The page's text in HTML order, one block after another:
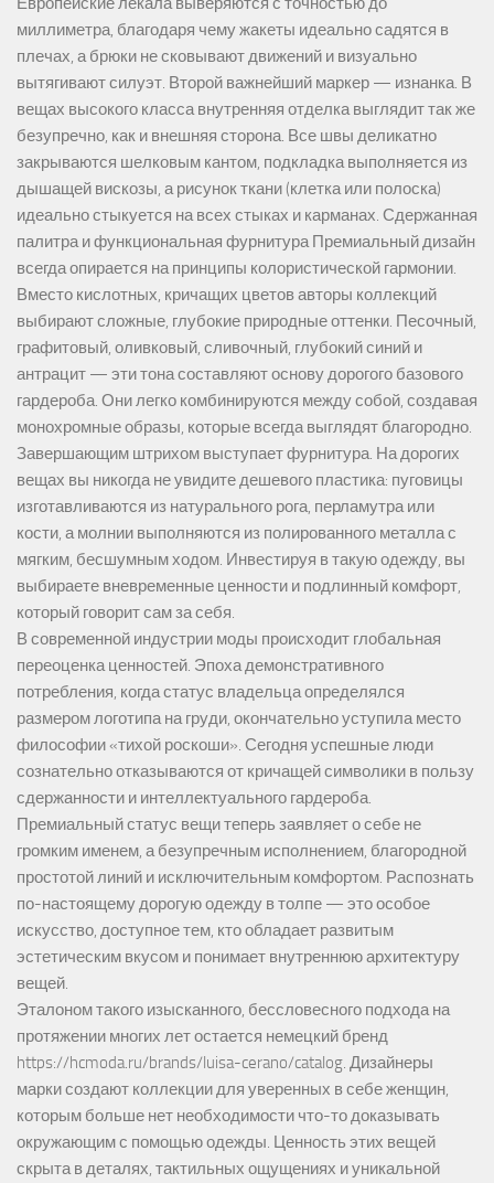
миллиметра, благодаря чему жакеты идеально садятся в
плечах, а брюки не сковывают движений и визуально
вытягивают силуэт. Второй важнейший маркер — изнанка. В
вещах высокого класса внутренняя отделка выглядит так же
безупречно, как и внешняя сторона. Все швы деликатно
закрываются шелковым кантом, подкладка выполняется из
дышащей вискозы, а рисунок ткани (клетка или полоска)
идеально стыкуется на всех стыках и карманах. Сдержанная
палитра и функциональная фурнитура Премиальный дизайн
всегда опирается на принципы колористической гармонии.
Вместо кислотных, кричащих цветов авторы коллекций
выбирают сложные, глубокие природные оттенки. Песочный,
графитовый, оливковый, сливочный, глубокий синий и
антрацит — эти тона составляют основу дорогого базового
гардероба. Они легко комбинируются между собой, создавая
монохромные образы, которые всегда выглядят благородно.
Завершающим штрихом выступает фурнитура. На дорогих
вещах вы никогда не увидите дешевого пластика: пуговицы
изготавливаются из натурального рога, перламутра или
кости, а молнии выполняются из полированного металла с
мягким, бесшумным ходом. Инвестируя в такую одежду, вы
выбираете вневременные ценности и подлинный комфорт,
который говорит сам за себя.
В современной индустрии моды происходит глобальная
переоценка ценностей. Эпоха демонстративного
потребления, когда статус владельца определялся
размером логотипа на груди, окончательно уступила место
философии «тихой роскоши». Сегодня успешные люди
сознательно отказываются от кричащей символики в пользу
сдержанности и интеллектуального гардероба.
Премиальный статус вещи теперь заявляет о себе не
громким именем, а безупречным исполнением, благородной
простотой линий и исключительным комфортом. Распознать
по-настоящему дорогую одежду в толпе — это особое
искусство, доступное тем, кто обладает развитым
эстетическим вкусом и понимает внутреннюю архитектуру
вещей.
Эталоном такого изысканного, бессловесного подхода на
протяжении многих лет остается немецкий бренд
https://hcmoda.ru/brands/luisa-cerano/catalog. Дизайнеры
марки создают коллекции для уверенных в себе женщин,
которым больше нет необходимости что-то доказывать
окружающим с помощью одежды. Ценность этих вещей
скрыта в деталях, тактильных ощущениях и уникальной